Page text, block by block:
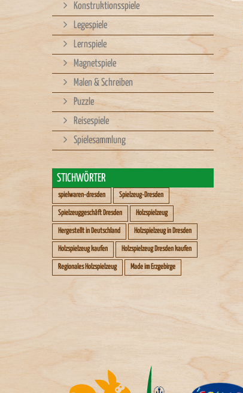
Konstruktionsspiele
Legespiele
Lernspiele
Magnetspiele
Malen & Schreiben
Puzzle
Reisespiele
Spielesammlung
STICHWÖRTER
spielwaren-dresden Spielzeug-Dresden
Spielzeuggeschäft Dresden Holzspielzeug
Hergestellt in Deutschland Holzspielzeug in Dresden
Holzspielzeug kaufen Holzspielzeug Dresden kaufen
Regionales Holzspielzeug Made im Erzgebirge